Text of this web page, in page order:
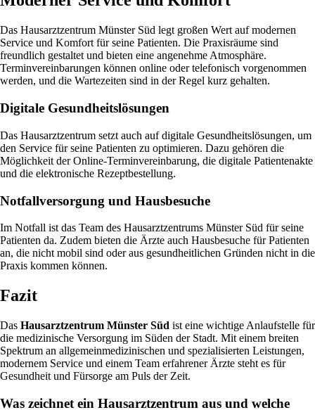
Das Hausarztzentrum Münster Süd legt großen Wert auf modernen
Service und Komfort für seine Patienten. Die Praxisräume sind
freundlich gestaltet und bieten eine angenehme Atmosphäre.
Terminvereinbarungen können online oder telefonisch vorgenommen
werden, und die Wartezeiten sind in der Regel kurz gehalten.
Digitale Gesundheitslösungen
Das Hausarztzentrum setzt auch auf digitale Gesundheitslösungen, um
den Service für seine Patienten zu optimieren. Dazu gehören die
Möglichkeit der Online-Terminvereinbarung, die digitale Patientenakte
und die elektronische Rezeptbestellung.
Notfallversorgung und Hausbesuche
Im Notfall ist das Team des Hausarztzentrums Münster Süd für seine
Patienten da. Zudem bieten die Ärzte auch Hausbesuche für Patienten
an, die nicht mobil sind oder aus gesundheitlichen Gründen nicht in die
Praxis kommen können.
Fazit
Das Hausarztzentrum Münster Süd ist eine wichtige Anlaufstelle für
die medizinische Versorgung im Süden der Stadt. Mit einem breiten
Spektrum an allgemeinmedizinischen und spezialisierten Leistungen,
modernem Service und einem Team erfahrener Ärzte steht es für
Gesundheit und Fürsorge am Puls der Zeit.
Was zeichnet ein Hausarztzentrum aus und welche